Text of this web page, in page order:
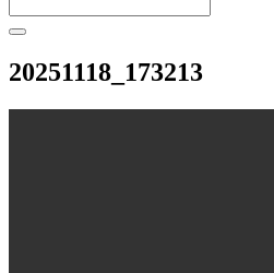
20251118_173213